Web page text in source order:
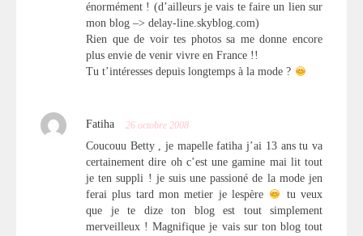
énormément ! (d’ailleurs je vais te faire un lien sur
mon blog –> delay-line.skyblog.com)
Rien que de voir tes photos sa me donne encore
plus envie de venir vivre en France !!
Tu t’intéresses depuis longtemps à la mode ?
Fatiha 26 octobre 2008
Coucouu Betty , je mapelle fatiha j’ai 13 ans tu va
certainement dire oh c’est une gamine mai lit tout
je ten suppli ! je suis une passioné de la mode jen
ferai plus tard mon metier je lespère
tu veux
que je te dize ton blog est tout simplement
merveilleux ! Magnifique je vais sur ton blog tout